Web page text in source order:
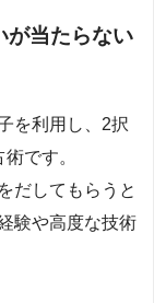
が当たらない
を利用し、2択
です。
だしてもらうと
験や高度な技術